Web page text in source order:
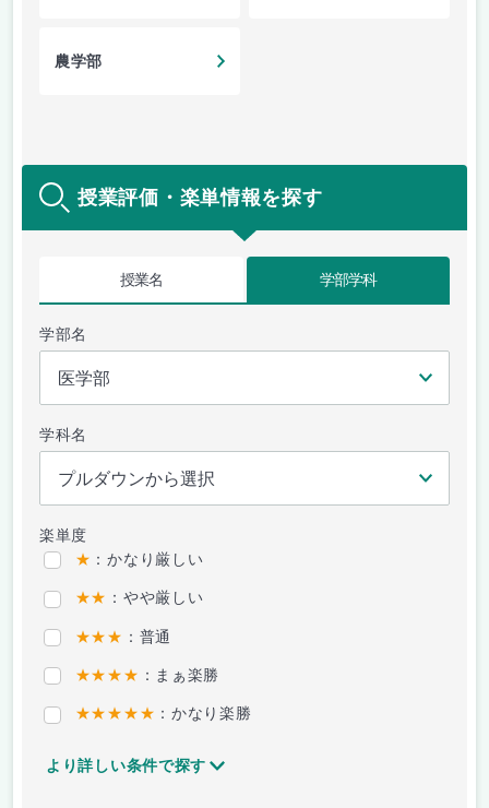
農学部
授業評価・楽単情報を探す
授業名 学部学科
学部名
学科名
楽単度
★ ：かなり厳しい
★★ ：やや厳しい
★★★ ：普通
★★★★ ：まぁ楽勝
★★★★★ ：かなり楽勝
より詳しい条件で探す